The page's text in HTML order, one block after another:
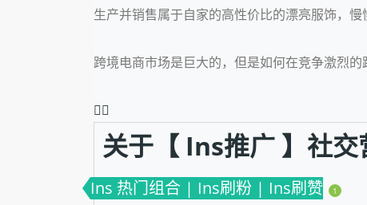
生产并销售属于自家的高性价比的漂亮服饰，慢
跨境电商市场是巨大的，但是如何在竞争激烈
❤️‍🔥
关于【 Ins推广 】社
Ins 热门组合 | Ins刷粉 | Ins刷赞 1